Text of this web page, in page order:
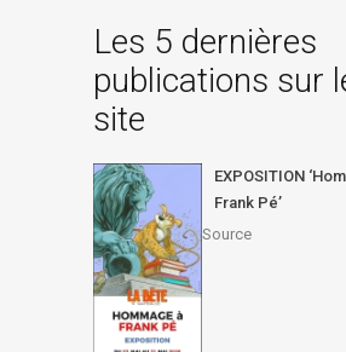
Les 5 dernières
publications sur
site
EXPOSITION
Frank Pé’
Source